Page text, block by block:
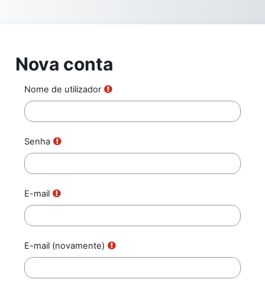
Nova conta
Nome de utilizador
Senha
E-mail
E-mail (novamente)